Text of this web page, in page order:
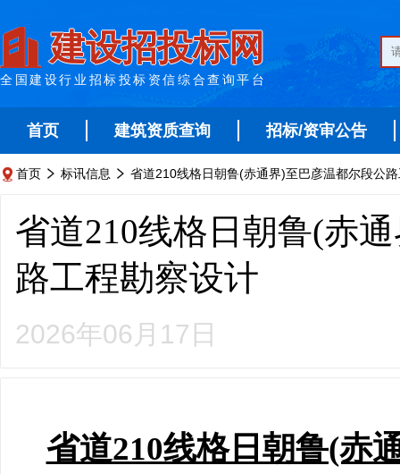
建设招投标网
全国建设行业招标投标资信综合查询平台
首页 建筑资质查询 招标/资审公告
 首页  标讯信息  省道210线格日朝鲁(赤通界)至巴彦温都尔段公
省道210线格日朝鲁(赤
路工程勘察设计
2026年06月17日
省道210线格日朝鲁(赤